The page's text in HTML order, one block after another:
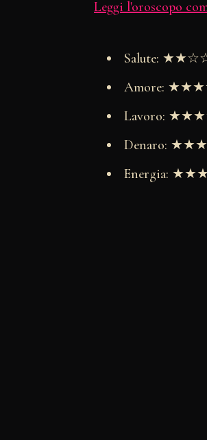
Leggi l'oroscopo
Salute:
Amore:
Lavoro:
Denaro:
Energia: